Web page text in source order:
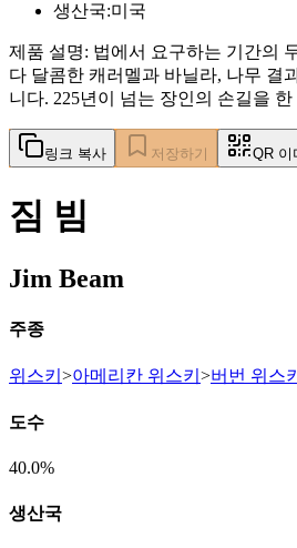
생산국:미국
제품 설명: 법에서 요구하는 기간의
다 달콤한 캐러멜과 바닐라, 나무 결
니다. 225년이 넘는 장인의 손길을
링크 복사 저장하기 QR 이
짐 빔
Jim Beam
주종
위스키 >아메리칸 위스키 >버번 위스키
도수
40.0%
생산국